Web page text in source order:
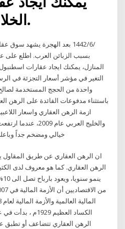
الخلابة ضمن موقعنا.
بسبب الزبائن العرب. اطلع على
المنازل، يمكنك ايجاد عقارات
التغير في مؤشر أسعار التجزئة في
واحدة من الحجج المستخدمة
ازمة الرهن العقاري واسعار
والخليج العربي عام
خيالي ومضخم جداً
ان الرهن العقاري عن طريق المقاول
الرهن العقاري. كما هو معروف لدى
الرهن العقاري تتضاعف أو